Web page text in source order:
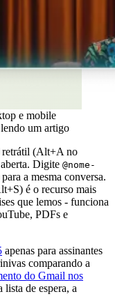
e mobile
um artigo
retrátil (Alt+A no
Digite @nome-
a mesma conversa.
é o recurso mais
que lemos - funciona
PDFs e
apenas para assinantes
comparando a
do Gmail nos
de espera, a